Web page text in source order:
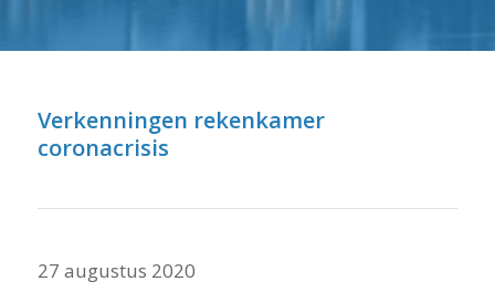
Verkenningen rekenkamer
coronacrisis
27 augustus 2020